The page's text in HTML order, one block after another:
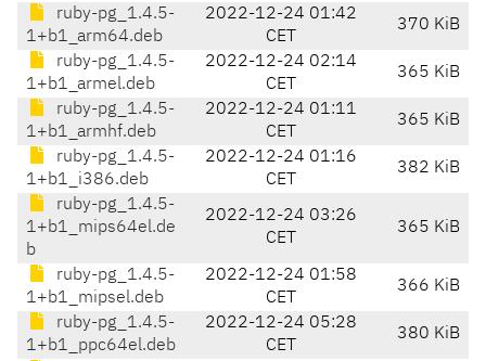
ruby-pg_1.4.5-
1+b1_arm64.deb
2022-12-24 01:42
CET
370 KiB
ruby-pg_1.4.5-
1+b1_armel.deb
2022-12-24 02:14
CET
365 KiB
ruby-pg_1.4.5-
1+b1_armhf.deb
2022-12-24 01:11
CET
365 KiB
ruby-pg_1.4.5-
1+b1_i386.deb
2022-12-24 01:16
CET
382 KiB
ruby-pg_1.4.5-
1+b1_mips64el.de
b
2022-12-24 03:26
CET
365 KiB
ruby-pg_1.4.5-
1+b1_mipsel.deb
2022-12-24 01:58
CET
366 KiB
ruby-pg_1.4.5-
1+b1_ppc64el.deb
2022-12-24 05:28
CET
380 KiB